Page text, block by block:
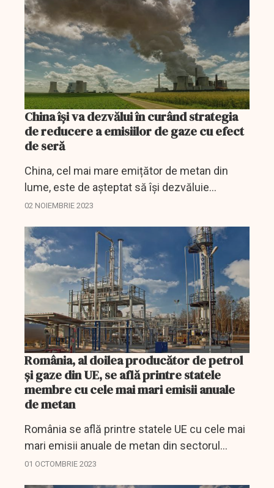
China își va dezvălui în curând strategia
de reducere a emisiilor de gaze cu efect
de seră
China, cel mai mare emițător de metan din
lume, este de așteptat să își dezvăluie
strategia de reducere a producției de gaz cu
stabilească...
02 NOIEMBRIE 2023
România, al doilea producător de petrol
şi gaze din UE, se află printre statele
membre cu cele mai mari emisii anuale
de metan
România se află printre statele UE cu cele mai
mari emisii anuale de metan din sectorul
energetic(raport).
01 OCTOMBRIE 2023